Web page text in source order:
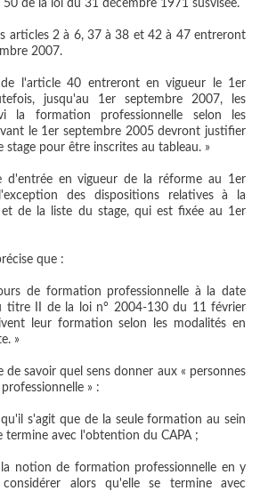
de la loi du 31 décembre 1971 susvisée.
articles 2 à 6, 37 à 38 et 42 à 47 entreront
2007.
de l'article 40 entreront en vigueur le 1er
jusqu'au 1er septembre 2007, les
la formation professionnelle selon les
le 1er septembre 2005 devront justifier
pour être inscrites au tableau. »
d'entrée en vigueur de la réforme au 1er
des dispositions relatives à la
et de la liste du stage, qui est fixée au 1er
que :
de formation professionnelle à la date
titre II de la loi n° 2004-130 du 11 février
leur formation selon les modalités en
»
de savoir quel sens donner aux « personnes
» :
s'agit que de la seule formation au sein
termine avec l'obtention du CAPA ;
notion de formation professionnelle en y
alors qu'elle se termine avec